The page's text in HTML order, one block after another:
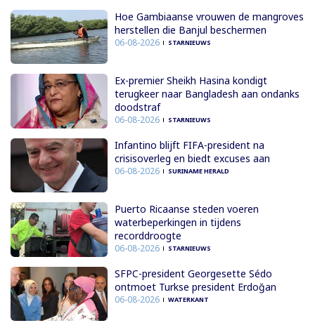
Hoe Gambiaanse vrouwen de mangroves
herstellen die Banjul beschermen
06-08-2026 STARNIEUWS
Ex-premier Sheikh Hasina kondigt
terugkeer naar Bangladesh aan ondanks
doodstraf
06-08-2026 STARNIEUWS
Infantino blijft FIFA-president na
crisisoverleg en biedt excuses aan
06-08-2026 SURINAME HERALD
Puerto Ricaanse steden voeren
waterbeperkingen in tijdens
recorddroogte
06-08-2026 STARNIEUWS
SFPC-president Georgesette Sédo
ontmoet Turkse president Erdoğan
06-08-2026 WATERKANT